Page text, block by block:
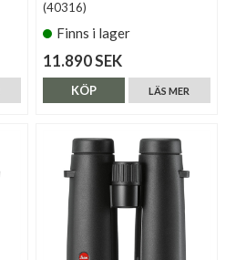
(40316)
Finns i lager
11.890 SEK
LÄS MER
KÖP